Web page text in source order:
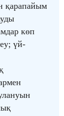
қарапайым
көп
үй-